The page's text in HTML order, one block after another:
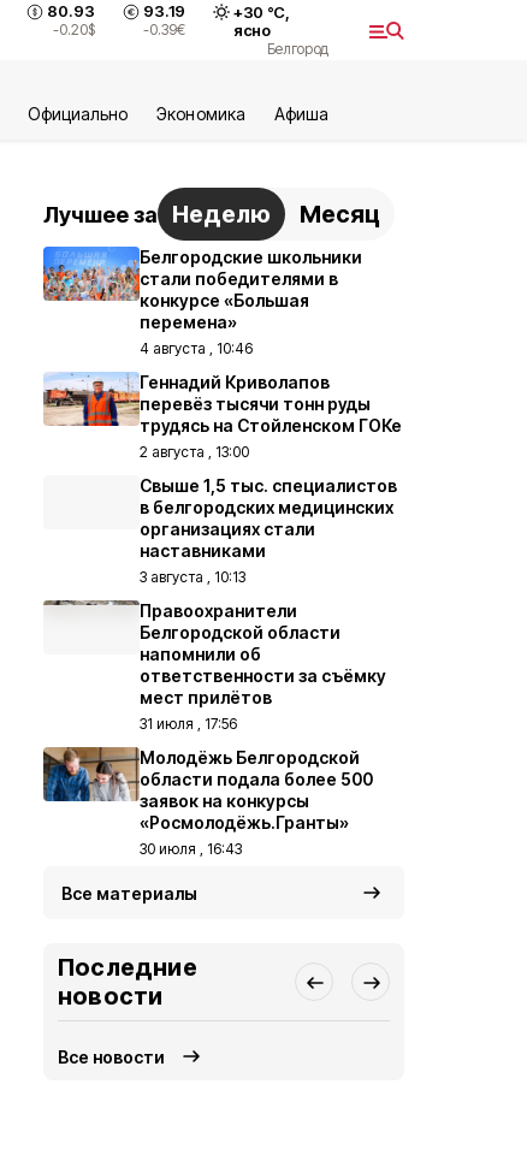
80.93
-0.20$
93.19
-0.39€
+30 °С,
ясно
Белгород
Официально Экономика Aфиша
Лучшее за Неделю Месяц
Белгородские школьники
стали победителями в
конкурсе «Большая
перемена»
4 августа , 10:46
Геннадий Криволапов
перевёз тысячи тонн руды
трудясь на Стойленском ГОКе
2 августа , 13:00
Свыше 1,5 тыс. специалистов
в белгородских медицинских
организациях стали
наставниками
3 августа , 10:13
Правоохранители
Белгородской области
напомнили об
ответственности за съёмку
мест прилётов
31 июля , 17:56
Молодёжь Белгородской
области подала более 500
заявок на конкурсы
«Росмолодёжь.Гранты»
30 июля , 16:43
Все материалы
Последние
новости
Все новости